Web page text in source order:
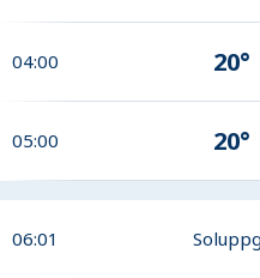
04:00 20°
05:00 20°
06:01